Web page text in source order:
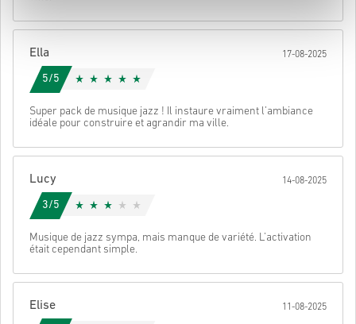
Une fois terminé, tu recevras un e-mail avec un lien sécurisé pour
Ella 17-08-2025
5/5
Super pack de musique jazz ! Il instaure vraiment l’ambiance
idéale pour construire et agrandir ma ville.
Lucy 14-08-2025
3/5
Musique de jazz sympa, mais manque de variété. L’activation
était cependant simple.
Elise 11-08-2025